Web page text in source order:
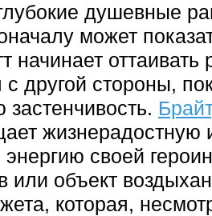
душевные
может
начинает
с другой стороны,
застенчивость. Брайт
жизнерадостную
своей
или объект
которая,